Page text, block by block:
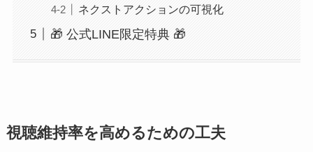
ネクストアクションの可視化
🎁 公式LINE限定特典 🎁
視聴維持率を高めるための工夫